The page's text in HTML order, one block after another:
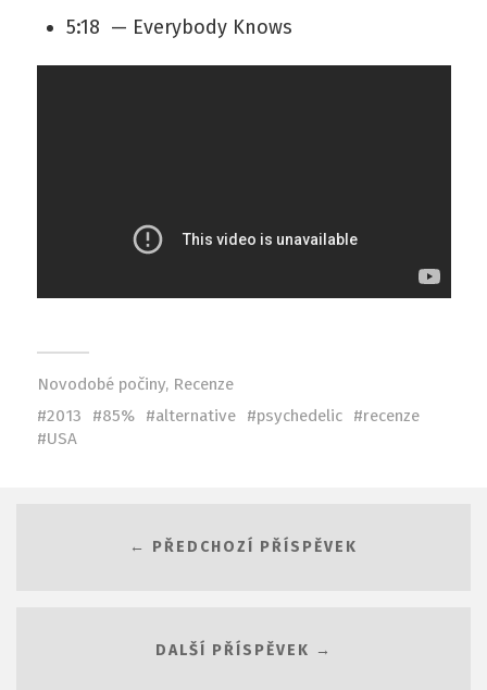
5:18 — Everybody Knows
Novodobé počiny, Recenze
2013
85% alternative psychedelic
recenze
USA
← PŘEDCHOZÍ PŘÍSPĚVEK
DALŠÍ PŘÍSPĚVEK →